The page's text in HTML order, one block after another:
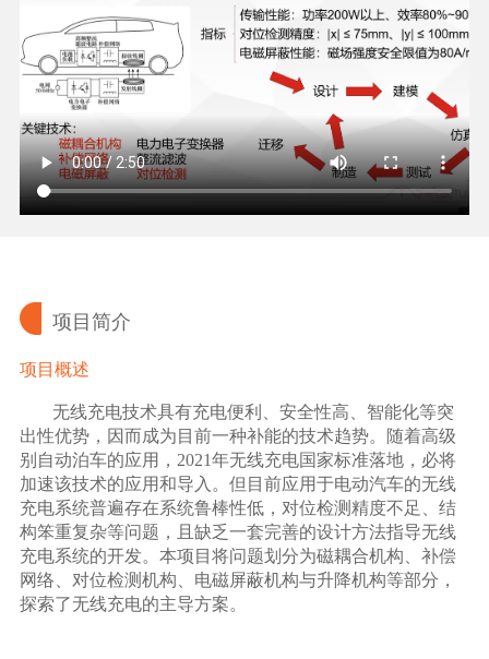
项目简介
项目概述
无线充电技术具有充电便利、安全性高、智能化等突
出性优势，因而成为目前一种补能的技术趋势。随着高级
别自动泊车的应用， 2021年无线充电国家标准落地，必将
加速该技术的应用和导入。但目前应用于电动汽车的无线
充电系统普遍存在系统鲁棒性低，对位检测精度不足、结
构笨重复杂等问题，且缺乏一套完善的设计方法指导无线
充电系统的开发。本项目将问题划分为磁耦合机构、补偿
网络、对位检测机构、电磁屏蔽机构与升降机构等部分，
探索了无线充电的主导方案。